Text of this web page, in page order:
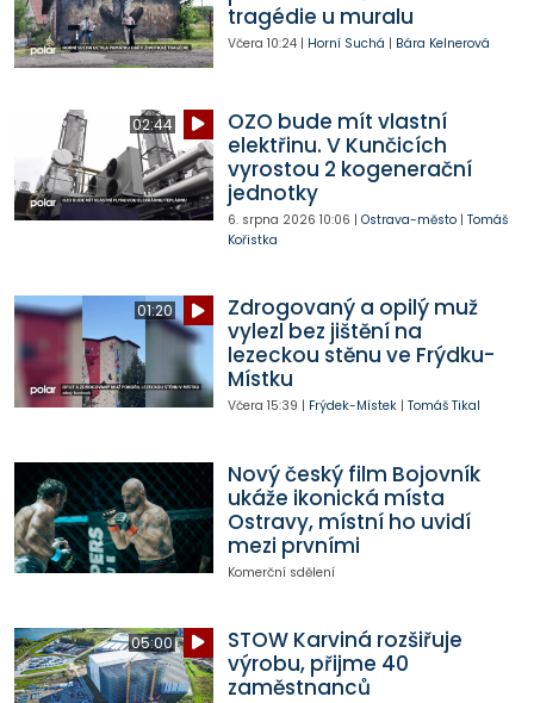
tragédie u muralu
Včera 10:24| Horní Suchá | Bára Kelnerová
02:44
OZO bude mít vlastní
elektřinu. V Kunčicích
vyrostou 2 kogenerační
jednotky
6. srpna 2026 10:06 | Ostrava-město| Tomáš
Kořistka
01:20
Zdrogovaný a opilý muž
vylezl bez jištění na
lezeckou stěnu ve Frýdku-
Místku
Včera 15:39 | Frýdek-Místek| Tomáš Tikal
Nový český film Bojovník
ukáže ikonická místa
Ostravy, místní ho uvidí
mezi prvními
Komerční sdělení
05:00
STOW Karviná rozšiřuje
výrobu, přijme 40
zaměstnanců